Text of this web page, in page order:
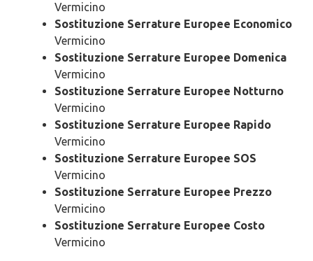
Vermicino
Sostituzione Serrature Europee Economico
Vermicino
Sostituzione Serrature Europee Domenica
Vermicino
Sostituzione Serrature Europee Notturno
Vermicino
Sostituzione Serrature Europee Rapido
Vermicino
Sostituzione Serrature Europee SOS
Vermicino
Sostituzione Serrature Europee Prezzo
Vermicino
Sostituzione Serrature Europee Costo
Vermicino